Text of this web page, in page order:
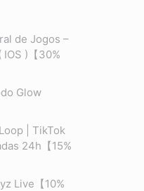
de Jogos –
)【30%
Glow
| TikTok
24h【15%
Live【10%